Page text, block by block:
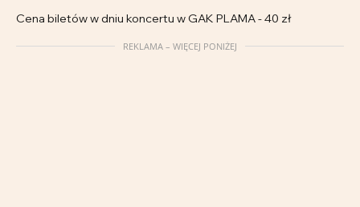
Cena biletów w dniu koncertu w GAK PLAMA - 40 zł
REKLAMA – WIĘCEJ PONIŻEJ